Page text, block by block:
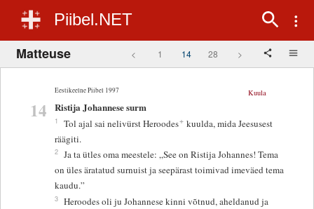
Piibel.NET
Matteuse < 1 14 28 >
Eestikeelne Piibel 1997
14
Kuula
Ristija Johannese surm
1 Tol ajal sai nelivürst Heroodes+ kuulda, mida Jeesusest
räägiti.
2 Ja ta ütles oma meestele: „See on Ristija Johannes! Tema
on üles äratatud surnuist ja seepärast toimivad imeväed tema
kaudu.”
3 Heroodes oli ju Johannese kinni võtnud, aheldanud ja